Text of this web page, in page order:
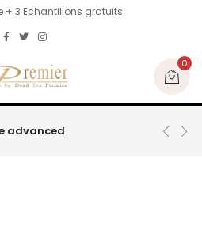
+ 3 Echantillons gratuits
0
advanced